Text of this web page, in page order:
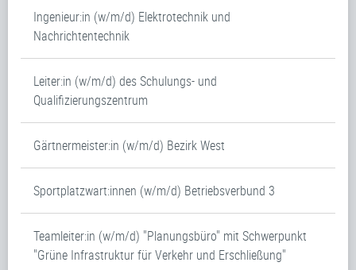
Ingenieur:in (w/m/d) Elektrotechnik und
Nachrichtentechnik
Leiter:in (w/m/d) des Schulungs- und
Qualifizierungszentrum
Gärtnermeister:in (w/m/d) Bezirk West
Sportplatzwart:innen (w/m/d) Betriebsverbund 3
Teamleiter:in (w/m/d) "Planungsbüro" mit Schwerpunkt
"Grüne Infrastruktur für Verkehr und Erschließung"